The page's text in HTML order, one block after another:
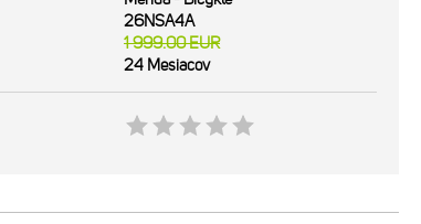
26NSA4A
1 999.00EUR
24 Mesiacov